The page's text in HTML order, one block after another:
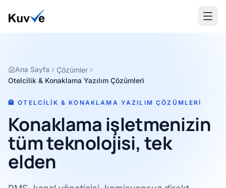
Ana Sayfa
Çözümler
Otelcilik & Konaklama Yazılım Çözümleri
🏨 OTELCILIK & KONAKLAMA YAZILIM ÇÖZÜMLERI
Konaklama işletmenizin
tüm teknolojisi, tek
elden